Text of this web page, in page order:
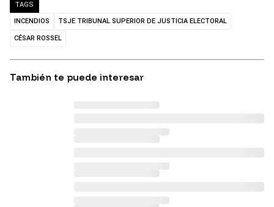
TAGS
INCENDIOS TSJE TRIBUNAL SUPERIOR DE JUSTICIA ELECTORAL
CÉSAR ROSSEL
También te puede interesar